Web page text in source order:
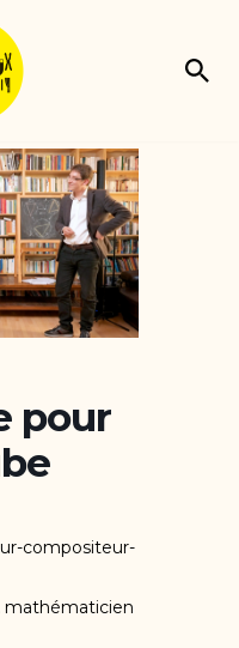
pour
compositeur-
mathématicien